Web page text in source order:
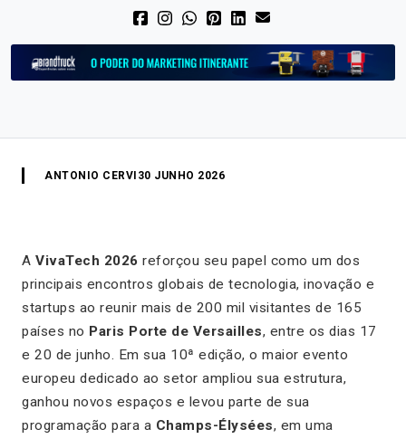
ANTONIO CERVI 30 JUNHO 2026
A VivaTech 2026 reforçou seu papel como um dos
principais encontros globais de tecnologia, inovação e
startups ao reunir mais de 200 mil visitantes de 165
países no Paris Porte de Versailles, entre os dias 17
e 20 de junho. Em sua 10ª edição, o maior evento
europeu dedicado ao setor ampliou sua estrutura,
ganhou novos espaços e levou parte de sua
programação para a Champs-Élysées, em uma